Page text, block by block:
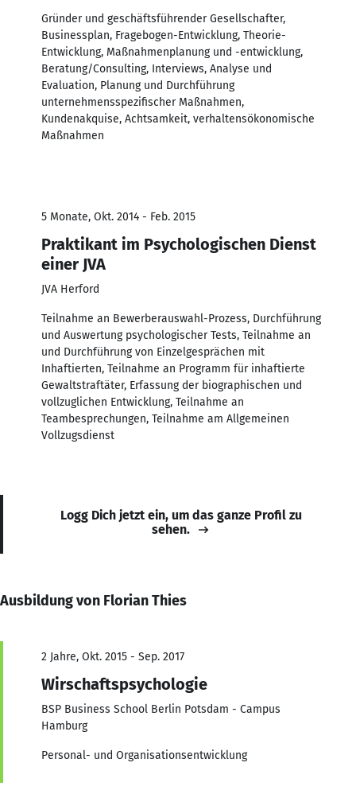
Gründer und geschäftsführender Gesellschafter,
Businessplan, Fragebogen-Entwicklung, Theorie-
Entwicklung, Maßnahmenplanung und -entwicklung,
Beratung/Consulting, Interviews, Analyse und
Evaluation, Planung und Durchführung
unternehmensspezifischer Maßnahmen,
Kundenakquise, Achtsamkeit, verhaltensökonomische
Maßnahmen
5 Monate, Okt. 2014 - Feb. 2015
Praktikant im Psychologischen Dienst
einer JVA
JVA Herford
Teilnahme an Bewerberauswahl-Prozess, Durchführung
und Auswertung psychologischer Tests, Teilnahme an
und Durchführung von Einzelgesprächen mit
Inhaftierten, Teilnahme an Programm für inhaftierte
Gewaltstraftäter, Erfassung der biographischen und
vollzuglichen Entwicklung, Teilnahme an
Teambesprechungen, Teilnahme am Allgemeinen
Vollzugsdienst
Logg Dich jetzt ein, um das ganze Profil zu
sehen.
Ausbildung von Florian Thies
2 Jahre, Okt. 2015 - Sep. 2017
Wirschaftspsychologie
BSP Business School Berlin Potsdam - Campus
Hamburg
Personal- und Organisationsentwicklung